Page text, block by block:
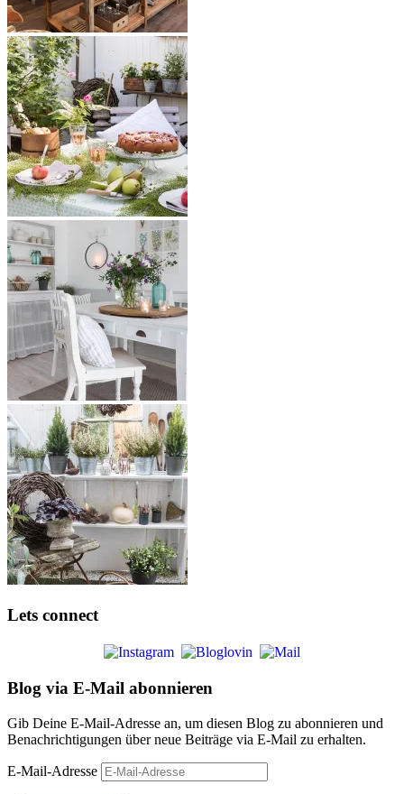
Lets connect
Blog via E-Mail abonnieren
Gib Deine E-Mail-Adresse an, um diesen Blog zu abonnieren und
Benachrichtigungen über neue Beiträge via E-Mail zu erhalten.
E-Mail-Adresse